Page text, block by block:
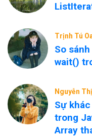
Trịnh Tú
So
wait()
Nguyễn
Sự
trong
Array